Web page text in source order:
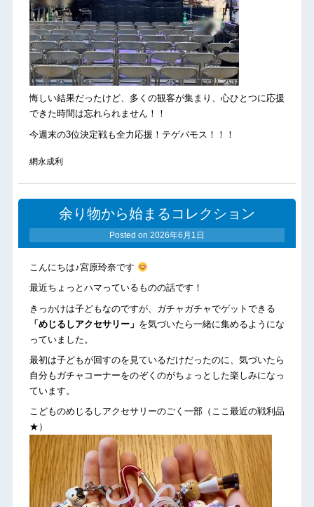
悔しい結果だったけど、多くの観客が集まり、心ひとつに応援
できた時間は忘れられません！！
今週末の3位決定戦も全力応援！テゲバモス！！！
網永成利
余り物から始まるコレクション
Posted on 2026年6月1日
こんにちは♪宮原玲奈です
最近ちょっとハマっているものの話です！
きっかけは子どもなのですが、ガチャガチャでゲットできる
「めじるしアクセサリー」 を気づいたら一緒に集めるようにな
っていました。
最初は子どもが回すのを見ているだけだったのに、気づいたら
自分もガチャコーナーをのぞくのがちょっとした楽しみになっ
ています。
こどものめじるしアクセサリーのごく一部（ここ最近の戦利品
★）